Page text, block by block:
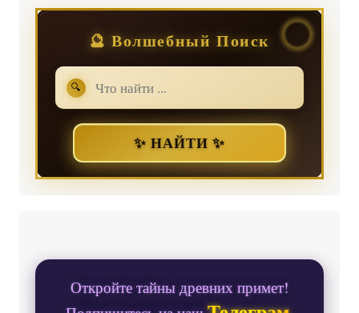
🔮 Волшебный Поиск
🔍
✨ НАЙТИ ✨
Откройте тайны древних примет!